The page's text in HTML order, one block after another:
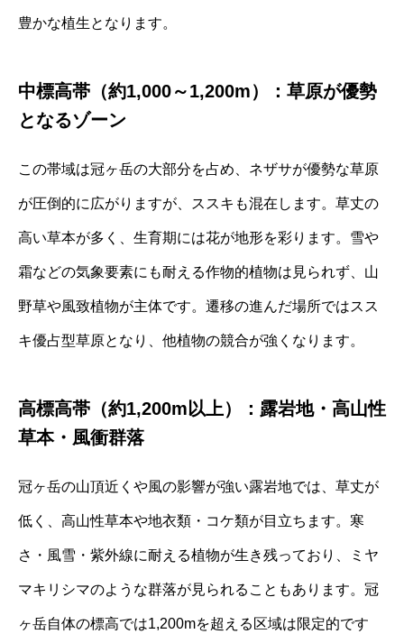
豊かな植生となります。
中標高帯（約1,000～1,200m）：草原が優勢
となるゾーン
この帯域は冠ヶ岳の大部分を占め、ネザサが優勢な草原
が圧倒的に広がりますが、ススキも混在します。草丈の
高い草本が多く、生育期には花が地形を彩ります。雪や
霜などの気象要素にも耐える作物的植物は見られず、山
野草や風致植物が主体です。遷移の進んだ場所ではスス
キ優占型草原となり、他植物の競合が強くなります。
高標高帯（約1,200m以上）：露岩地・高山性
草本・風衝群落
冠ヶ岳の山頂近くや風の影響が強い露岩地では、草丈が
低く、高山性草本や地衣類・コケ類が目立ちます。寒
さ・風雪・紫外線に耐える植物が生き残っており、ミヤ
マキリシマのような群落が見られることもあります。冠
ヶ岳自体の標高では1,200mを超える区域は限定的です